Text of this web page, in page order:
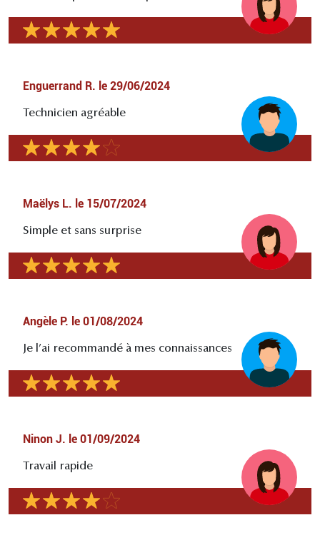
Enguerrand R. le 29/06/2024
Technicien agréable
Maëlys L. le 15/07/2024
Simple et sans surprise
Angèle P. le 01/08/2024
Je l’ai recommandé à mes connaissances
Ninon J. le 01/09/2024
Travail rapide